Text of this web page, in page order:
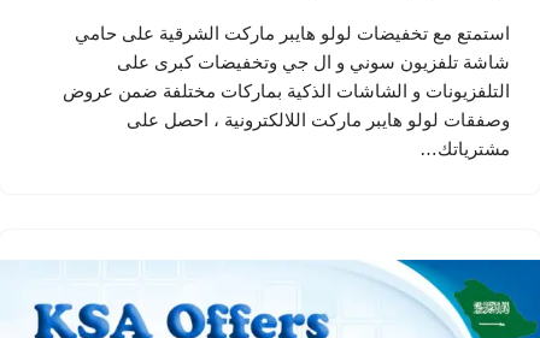
استمتع مع تخفيضات لولو هايبر ماركت الشرقية على حامي
شاشة تلفزيون سوني و ال جي وتخفيضات كبرى على
التلفزيونات و الشاشات الذكية بماركات مختلفة ضمن عروض
وصفقات لولو هايبر ماركت اللالكترونية ، احصل على
مشترياتك…